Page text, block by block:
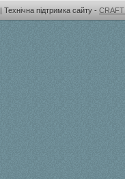
| Технічна підтримка сайту -